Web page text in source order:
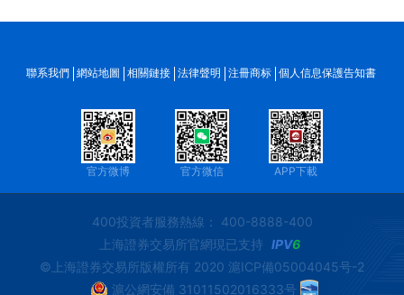
聯系我們 網站地圖 相關鏈接 法律聲明 注冊商标 個人信息保護告知書
官方微博 官方微信 APP下載
400投資者服務熱線： 400-8888-400
上海證券交易所官網現已支持 IPV6
©上海證券交易所版權所有 2020 滬ICP備05004045号-2
滬公網安備 31011502016333号